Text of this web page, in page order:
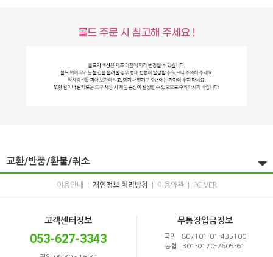
교환/반품/환불/취소
이용안내 개인정보 처리방침 이용약관 PC VER
고객센터정보
053-627-3343
무통장입금정보
국민 807101-01-435100
농협 301-0170-2605-61